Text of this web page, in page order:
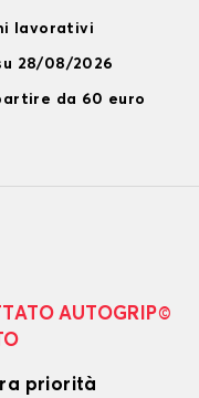
lavorativi
28/08/2026
da 60 euro
AUTOGRIP©
priorità